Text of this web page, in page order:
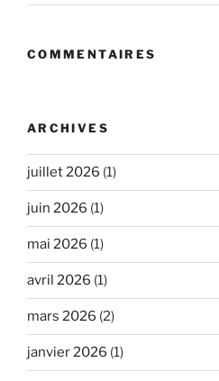
COMMENTAIRES
ARCHIVES
juillet 2026 (1)
juin 2026 (1)
mai 2026 (1)
avril 2026 (1)
mars 2026 (2)
janvier 2026 (1)